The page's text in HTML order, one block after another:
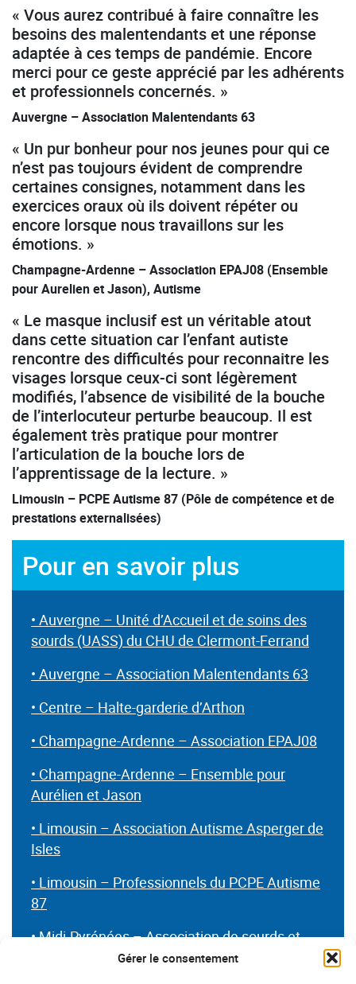
Gérer le consentement
« Vous aurez contribué à faire connaître les
besoins des malentendants et une réponse
adaptée à ces temps de pandémie. Encore
merci pour ce geste apprécié par les adhérents
et professionnels concernés. »
Auvergne – Association Malentendants 63
« Un pur bonheur pour nos jeunes pour qui ce
n’est pas toujours évident de comprendre
certaines consignes, notamment dans les
exercices oraux où ils doivent répéter ou
encore lorsque nous travaillons sur les
émotions. »
Champagne-Ardenne – Association EPAJ08 (Ensemble
pour Aurelien et Jason), Autisme
« Le masque inclusif est un véritable atout
dans cette situation car l’enfant autiste
rencontre des difficultés pour reconnaitre les
visages lorsque ceux-ci sont légèrement
modifiés, l’absence de visibilité de la bouche
de l’interlocuteur perturbe beaucoup. Il est
également très pratique pour montrer
l’articulation de la bouche lors de
l’apprentissage de la lecture. »
Limousin – PCPE Autisme 87 (Pôle de compétence et de
prestations externalisées)
Pour en savoir plus
• Auvergne – Unité d’Accueil et de soins des
sourds (UASS) du CHU de Clermont-Ferrand
• Auvergne – Association Malentendants 63
• Centre – Halte-garderie d’Arthon
• Champagne-Ardenne – Association EPAJ08
• Champagne-Ardenne – Ensemble pour
Aurélien et Jason
• Limousin – Association Autisme Asperger de
Isles
• Limousin – Professionnels du PCPE Autisme
87
• Midi-Pyrénées – Association de sourds et
malentendants de Tolosa